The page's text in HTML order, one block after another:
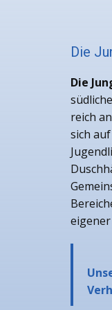
Die
Die
reich
sich